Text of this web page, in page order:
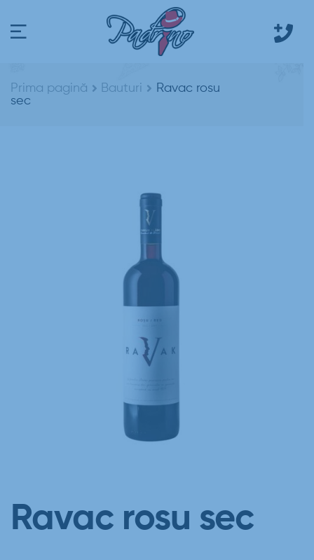
Prima pagină Bauturi
Ravac rosu
sec
Ravac rosu sec